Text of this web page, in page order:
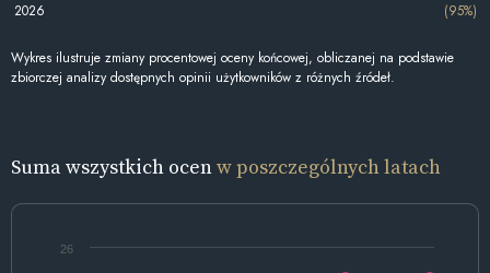
2026
(95%)
Wykres ilustruje zmiany procentowej oceny końcowej, obliczanej na podstawie
zbiorczej analizy dostępnych opinii użytkowników z różnych źródeł.
Suma wszystkich ocenw poszczególnych latach
26